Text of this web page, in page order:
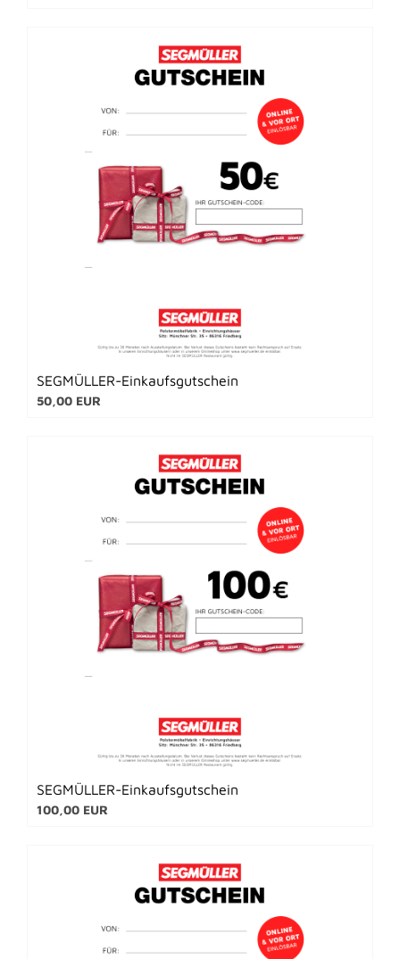
SEGMÜLLER-Einkaufsgutschein
50,00 EUR
SEGMÜLLER-Einkaufsgutschein
100,00 EUR